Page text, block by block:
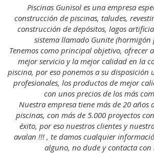
Piscinas Gunisol es una empresa
construcción de piscinas, taludes,
construcción de depósitos, lagos
sistema llamado Gunite (hormigón
Tenemos como principal objetivo, ofrecer
mejor servicio y la mejor calidad en la
piscina, por eso ponemos a su
profesionales, los productos de mejor
con unos precios de los más
Nuestra empresa tiene más de 20 años
piscinas, con más de 5.000 proyectos
éxito, por eso nuestros clientes y
avalan !!! , te damos cualquier
alguno, no dude y contacta con